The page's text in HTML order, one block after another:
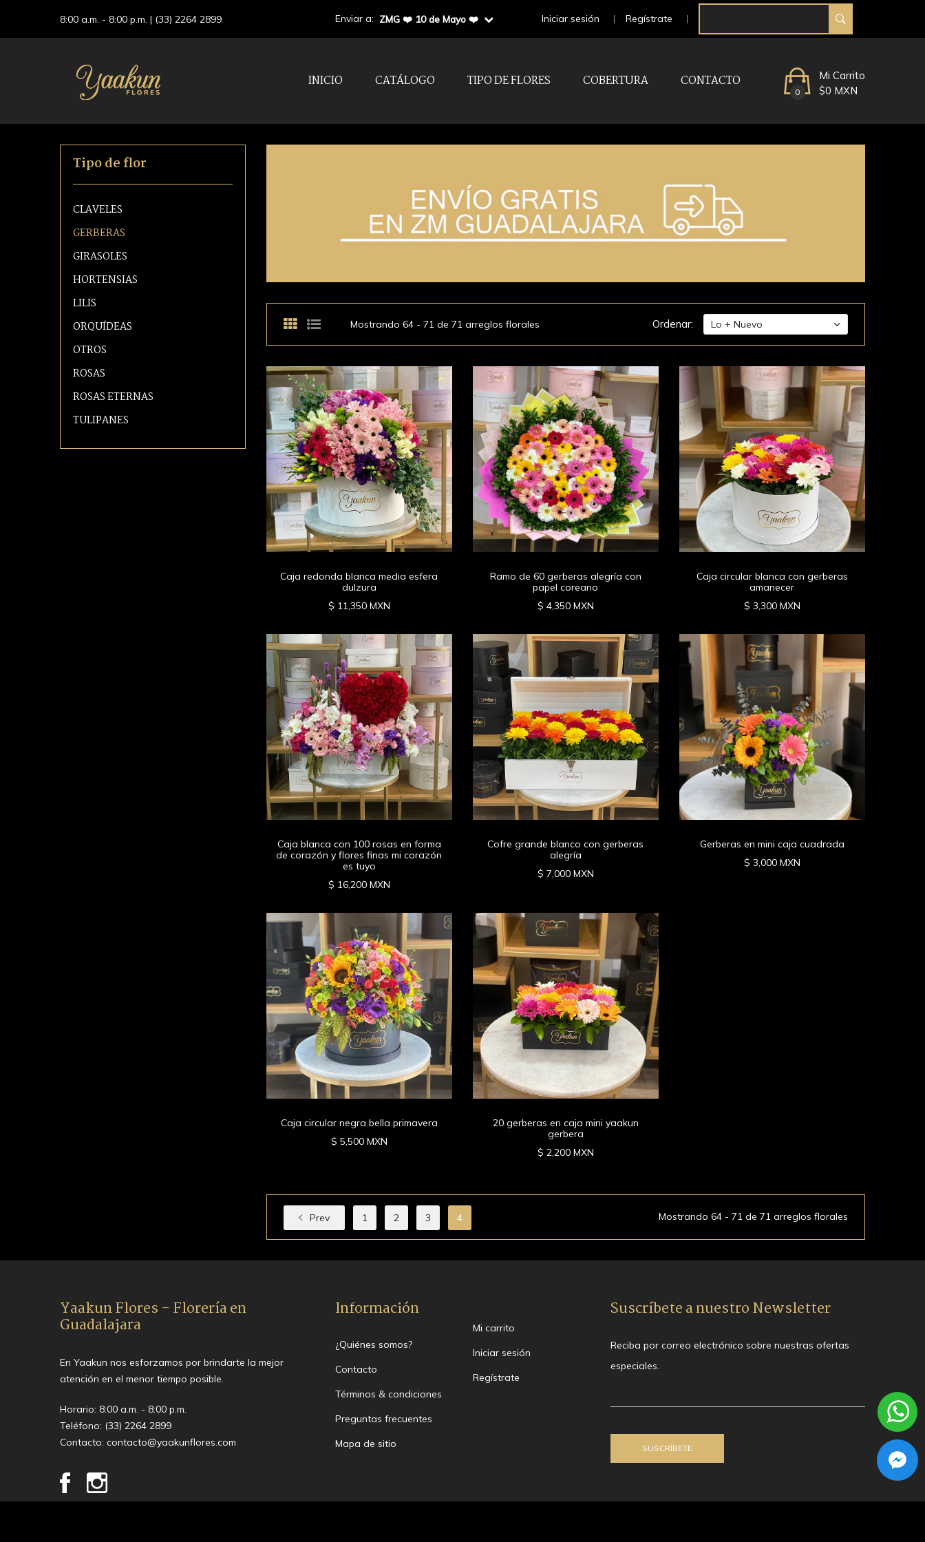
8:00 a.m. - 8:00 p.m. | (33) 2264 2899 Enviar a: ZMG ❤️ 10 de Mayo ❤️ Iniciar sesión Regístrate
INICIO CATÁLOGO TIPO DE FLORES COBERTURA CONTACTO
0
Mi Carrito
$0 MXN
Mostrando 64 - 71 de 71 arreglos florales Ordenar:
Caja redonda blanca media esfera
dulzura
$ 11,350 MXN
Ramo de 60 gerberas alegría con
papel coreano
$ 4,350 MXN
Caja circular blanca con gerberas
amanecer
$ 3,300 MXN
Caja blanca con 100 rosas en forma
de corazón y flores finas mi corazón
es tuyo
$ 16,200 MXN
Cofre grande blanco con gerberas
alegría
$ 7,000 MXN
Gerberas en mini caja cuadrada
$ 3,000 MXN
Caja circular negra bella primavera
$ 5,500 MXN
20 gerberas en caja mini yaakun
gerbera
$ 2,200 MXN
Prev 1 2 3 4 Mostrando 64 - 71 de 71 arreglos florales
Tipo de flor
CLAVELES
GERBERAS
GIRASOLES
HORTENSIAS
LILIS
ORQUÍDEAS
OTROS
ROSAS
ROSAS ETERNAS
TULIPANES
Yaakun Flores - Florería en
Guadalajara
En Yaakun nos esforzamos por brindarte la mejor
atención en el menor tiempo posible.
Horario: 8:00 a.m. - 8:00 p.m.
Teléfono: (33) 2264 2899
Contacto: contacto@yaakunflores.com
Información
¿Quiénes somos?
Contacto
Términos & condiciones
Preguntas frecuentes
Mapa de sitio
Mi carrito
Iniciar sesión
Regístrate
Suscríbete a nuestro Newsletter
Reciba por correo electrónico sobre nuestras ofertas
especiales.